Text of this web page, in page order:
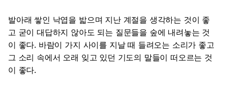
발아래 쌓인 낙엽을 밟으며 지난 계절을 생각하는 것이 좋
고 굳이 대답하지 않아도 되는 질문들을 숲에 내려놓는 것
이 좋다. 바람이 가지 사이를 지날 때 들려오는 소리가 좋고
그 소리 속에서 오래 잊고 있던 기도의 말들이 떠오르는 것
이 좋다.